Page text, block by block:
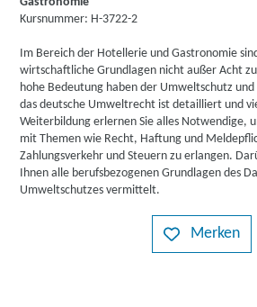
Kursnummer: H-3722-2
Im Bereich der Hotellerie und Gastronomie
wirtschaftliche Grundlagen nicht außer Acht zu
hohe Bedeutung haben der Umweltschutz
das deutsche Umweltrecht ist detailliert und
Weiterbildung erlernen Sie alles Notwendige,
mit Themen wie Recht, Haftung und
Zahlungsverkehr und Steuern zu erlangen.
Ihnen alle berufsbezogenen Grundlagen des
Umweltschutzes vermittelt.
Merken